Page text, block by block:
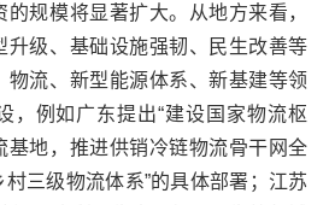
规模将显著扩大。从地方来看，
升级、基础设施强韧、民生改善等
物流、新型能源体系、新基建等领
，例如广东提出“建设国家物流枢
基地，推进供销冷链物流骨干网全
三级物流体系”的具体部署；江苏